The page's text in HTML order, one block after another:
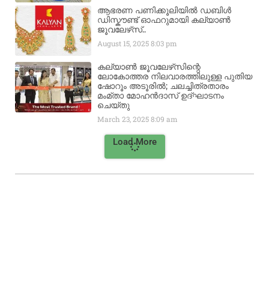
ആഭരണ പണിക്കൂലിയിൽ ഡബിൾ
ഡിസ്കൗണ്ട് ഓഫറുമായി കല്യാൺ
ജൂവലേഴ്‌സ്..
August 15, 20258:03 pm
കല്യാൺ ജൂവലേഴ്‌സിന്റെ
ലോകോത്തര നിലവാരത്തിലുള്ള പുതിയ
ഷോറൂം അടൂരിൽ; ചലച്ചിത്രതാരം
മംമ്താ മോഹൻദാസ് ഉദ്ഘാടനം
ചെയ്‌തു
March 23, 20258:09 am
Load More